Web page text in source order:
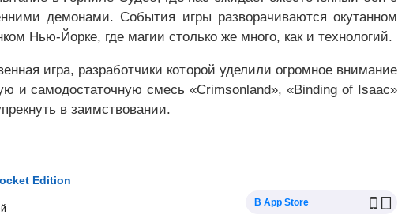
демонами. События игры разворачиваются окутанном
Нью-Йорке, где магии столько же много, как и технологий.
игра, разработчики которой уделили огромное внимание
и самодостаточную смесь «Crimsonland», «Binding of Isaac»
в заимствовании.
Edition
В App Store